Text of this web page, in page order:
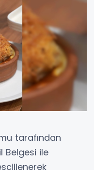
tarafından
Belgesi ile